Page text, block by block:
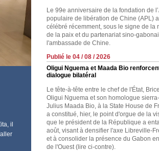
il
Le 99e anniversaire de la fondation de
populaire de libération de Chine (APL)
célébré récemment, sous le signe de la
de la paix et du partenariat sino-
l'ambassade de Chine.
Publié le 04 / 08 / 2026
Oligui Nguema et Maada Bio
dialogue bilatéral
Le tête-à-tête entre le chef de l'État,
Oligui Nguema et son homologue
Julius Maada Bio, à la State House de
a constitué, hier, le point d'orgue de la
que le président de la République a
août, visant à densifier l'axe Libreville-
et à consolider la présence du Gabon
de l'Ouest (lire ci-contre).